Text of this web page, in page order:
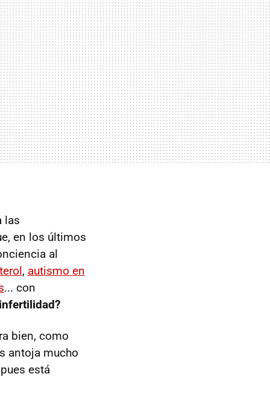
las
en los últimos
al
, autismo en
... con
bien, como
antoja mucho
está